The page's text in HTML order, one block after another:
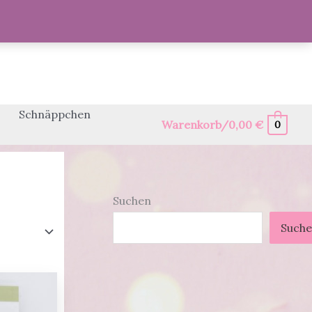
Schnäppchen
Warenkorb/0,00€ 0
Suchen